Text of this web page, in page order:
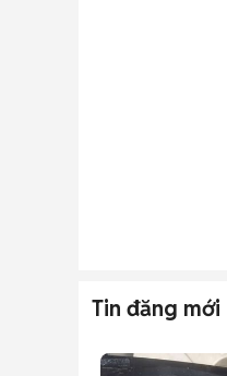
Tin đăng mới